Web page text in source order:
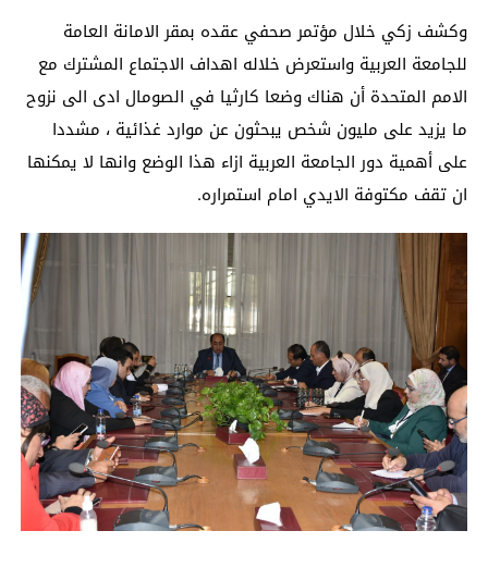
وكشف زكي خلال مؤتمر صحفي عقده بمقر الامانة العامة
للجامعة العربية واستعرض خلاله اهداف الاجتماع المشترك مع
الامم المتحدة أن هناك وضعا كارثيا في الصومال ادى الى نزوح
ما يزيد على مليون شخص يبحثون عن موارد غذائية ، مشددا
على أهمية دور الجامعة العربية ازاء هذا الوضع وانها لا يمكنها
ان تقف مكتوفة الايدي امام استمراره.